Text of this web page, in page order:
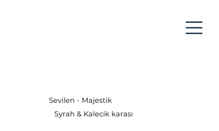
Sevilen - Majestik
Syrah & Kalecik karası